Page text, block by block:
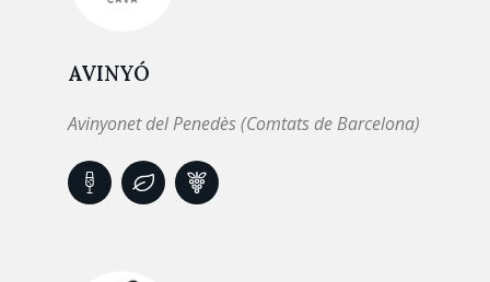
AVINYÓ
Avinyonet del Penedès (Comtats de Barcelona)